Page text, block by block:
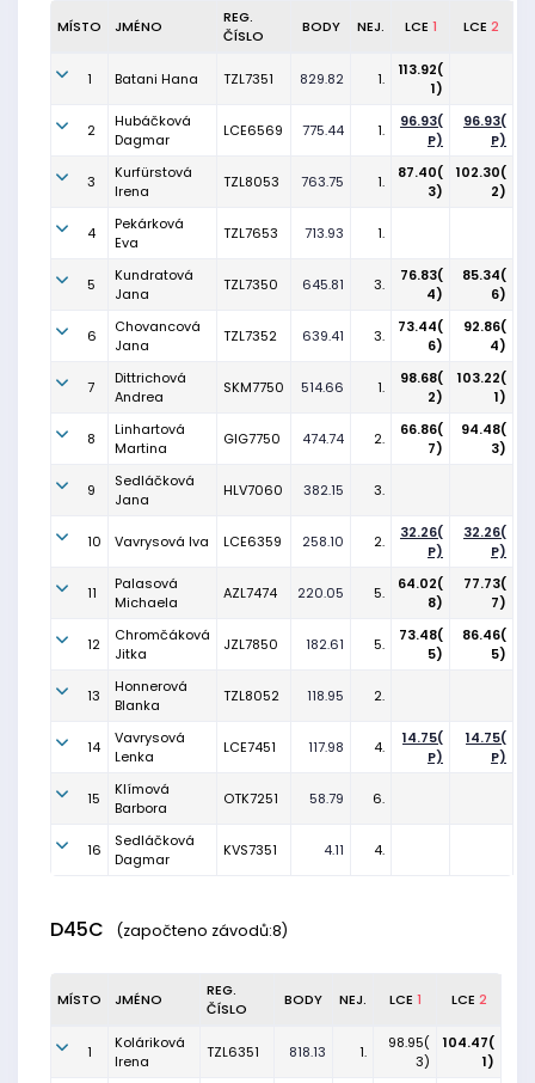
MÍSTO JMÉNO
REG.
ČÍSLO
BODY NEJ. LCE 1 LCE 2
1 Batani Hana TZL7351 829.82 1.
113.92(
1)
2
Hubáčková
Dagmar
LCE6569 775.44 1.
96.93(
P)
96.93(
P)
3
Kurfürstová
Irena
TZL8053 763.75 1.
87.40(
3)
102.30(
2)
4
Pekárková
Eva
TZL7653 713.93 1.
5
Kundratová
Jana
TZL7350 645.81 3.
76.83(
4)
85.34(
6)
6
Chovancová
Jana
TZL7352 639.41 3.
73.44(
6)
92.86(
4)
7
Dittrichová
Andrea
SKM7750 514.66 1.
98.68(
2)
103.22(
1)
8
Linhartová
Martina
GIG7750 474.74 2.
66.86(
7)
94.48(
3)
9
Sedláčková
Jana
HLV7060 382.15 3.
10 Vavrysová Iva LCE6359 258.10 2.
32.26(
P)
32.26(
P)
11
Palasová
Michaela
AZL7474 220.05 5.
64.02(
8)
77.73(
7)
12
Chromčáková
Jitka
JZL7850 182.61 5.
73.48(
5)
86.46(
5)
13
Honnerová
Blanka
TZL8052 118.95 2.
14
Vavrysová
Lenka
LCE7451 117.98 4.
14.75(
P)
14.75(
P)
15
Klímová
Barbora
OTK7251 58.79 6.
16
Sedláčková
Dagmar
KVS7351 4.11 4.
D45C (započteno závodů:8)
MÍSTO JMÉNO
REG.
ČÍSLO
BODY NEJ. LCE 1 LCE 2
1
Koláriková
Irena
TZL6351 818.13 1.
98.95(
3)
104.47(
1)